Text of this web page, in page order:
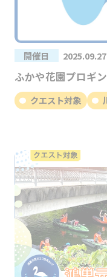
開催日
ふかや花園プロギ
クエスト対象